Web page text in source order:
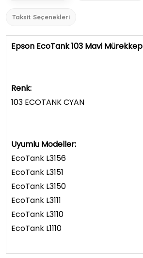
Taksit Seçenekleri
Epson EcoTank 103 Mavi Mürekkep
Renk:
103 ECOTANK CYAN
Uyumlu Modeller:
EcoTank L3156
EcoTank L3151
EcoTank L3150
EcoTank L3111
EcoTank L3110
EcoTank L1110